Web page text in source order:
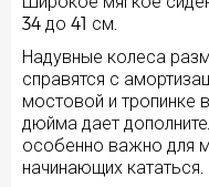
34 до 41 см.
Надувные колеса
справятся с
мостовой и тропинке
дюйма дает
особенно важно для
начинающих кататься.